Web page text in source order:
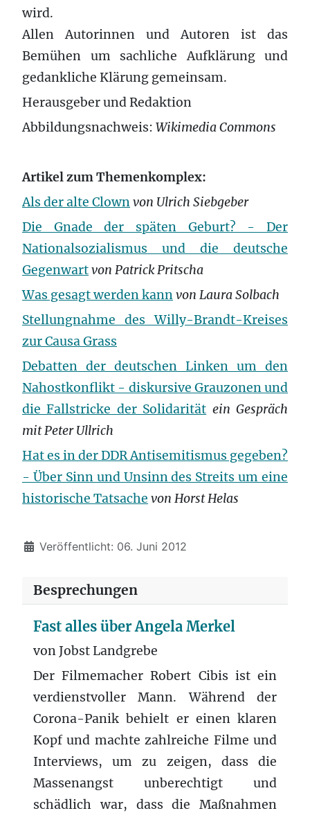
wird.
Allen Autorinnen und Autoren ist das
Bemühen um sachliche Aufklärung und
gedankliche Klärung gemeinsam.
Herausgeber und Redaktion
Abbildungsnachweis: Wikimedia Commons
Artikel zum Themenkomplex:
Als der alte Clownvon Ulrich Siebgeber
Die Gnade der späten Geburt? - Der
Nationalsozialismus und die deutsche
Gegenwartvon Patrick Pritscha
Was gesagt werden kannvon Laura Solbach
Stellungnahme des Willy-Brandt-Kreises
zur Causa Grass
Debatten der deutschen Linken um den
Nahostkonflikt - diskursive Grauzonen und
die Fallstricke der Solidarität ein Gespräch
mit Peter Ullrich
Hat es in der DDR Antisemitismus gegeben?
- Über Sinn und Unsinn des Streits um eine
historische Tatsache von Horst Helas
Details
Veröffentlicht: 06. Juni 2012
Besprechungen
Fast alles über Angela Merkel
von Jobst Landgrebe
Der Filmemacher Robert Cibis ist ein
verdienstvoller Mann. Während der
Corona-Panik behielt er einen klaren
Kopf und machte zahlreiche Filme und
Interviews, um zu zeigen, dass die
Massenangst unberechtigt und
schädlich war, dass die Maßnahmen